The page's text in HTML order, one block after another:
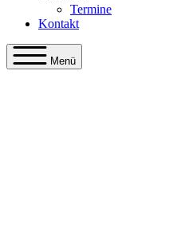
Termine
Kontakt
Menü